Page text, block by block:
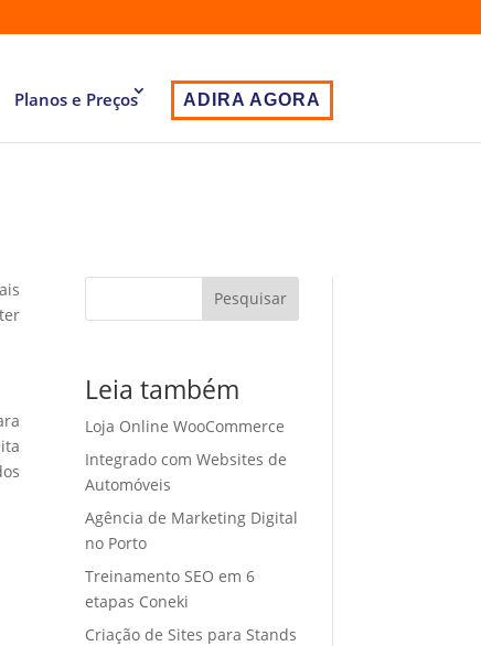
Planos e Preços ADIRA AGORA
Pesquisar
Leia também
Loja Online WooCommerce
Integrado com Websites de
Automóveis
Agência de Marketing Digital
no Porto
Treinamento SEO em 6
etapas Coneki
Criação de Sites para Stands